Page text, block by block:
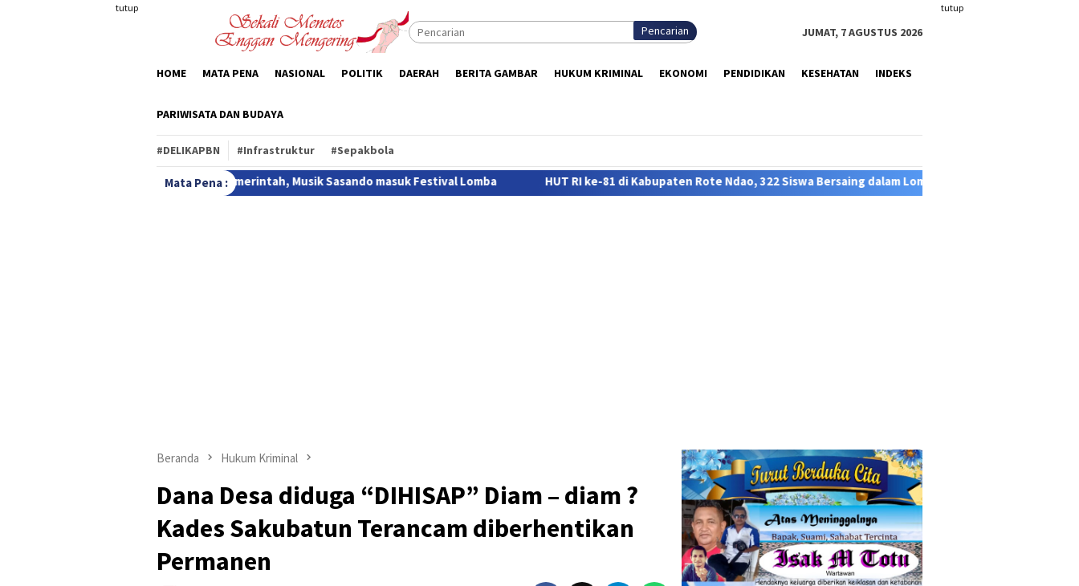
tutup tutup
Pencarian JUMAT, 7 AGUSTUS 2026
HOME MATA PENA NASIONAL POLITIK DAERAH BERITA GAMBAR HUKUM KRIMINAL EKONOMI PENDIDIKAN KESEHATAN INDEKS
PARIWISATA DAN BUDAYA
#DELIKAPBN #Infrastruktur #Sepakbola
Mata Pena :
Minta Pemerintah, Musik Sasando masuk Festival Lomba HUT RI ke-81 di Kabupaten Rote Ndao, 322 Siswa Bersaing dalam Lomba FTBI Bahasa Rote
Beranda Hukum Kriminal
Dana Desa diduga “DIHISAP” Diam – diam ?
Kades Sakubatun Terancam diberhentikan
Permanen